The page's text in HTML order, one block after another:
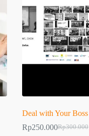
Deal with Your Boss
Rp300.000
Rp250.000